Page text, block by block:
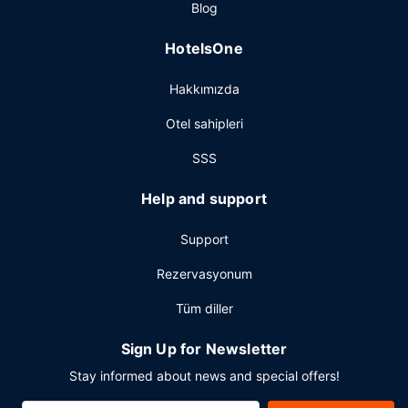
Blog
HotelsOne
Hakkımızda
Otel sahipleri
SSS
Help and support
Support
Rezervasyonum
Tüm diller
Sign Up for Newsletter
Stay informed about news and special offers!